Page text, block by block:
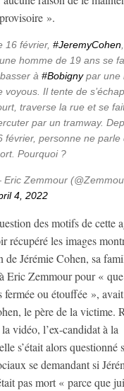
».
16 février, #JeremyCohen
homme de 19 ans se
à #Bobignypar une
voyous. Il tente de
traverse la rue et se
par un tramway.
février, personne ne parle
Pourquoi ?
Zemmour
4, 2022
des motifs de cette
récupéré les images
de Jérémie Cohen, sa
Eric Zemmour pour « que
fermée ou étouffée »,
le père de la victime.
vidéo, l’ex-candidat à la
s’était alors questionné
se demandant si
pas mort « parce que